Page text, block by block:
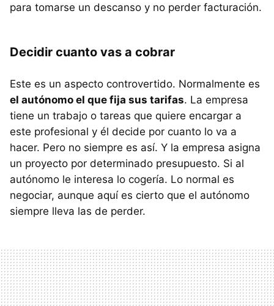
para tomarse un descanso y no perder facturación.
Decidir cuanto vas a cobrar
Este es un aspecto controvertido. Normalmente es
el autónomo el que fija sus tarifas. La empresa
tiene un trabajo o tareas que quiere encargar a
este profesional y él decide por cuanto lo va a
hacer. Pero no siempre es así. Y la empresa asigna
un proyecto por determinado presupuesto. Si al
autónomo le interesa lo cogería. Lo normal es
negociar, aunque aquí es cierto que el autónomo
siempre lleva las de perder.